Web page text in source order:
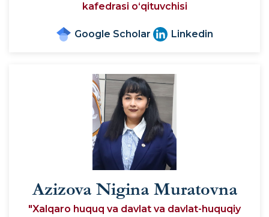
kafedrasi o‘qituvchisi
Google Scholar Linkedin
Azizova Nigina Muratovna
"Xalqaro huquq va davlat va davlat-huquqiy